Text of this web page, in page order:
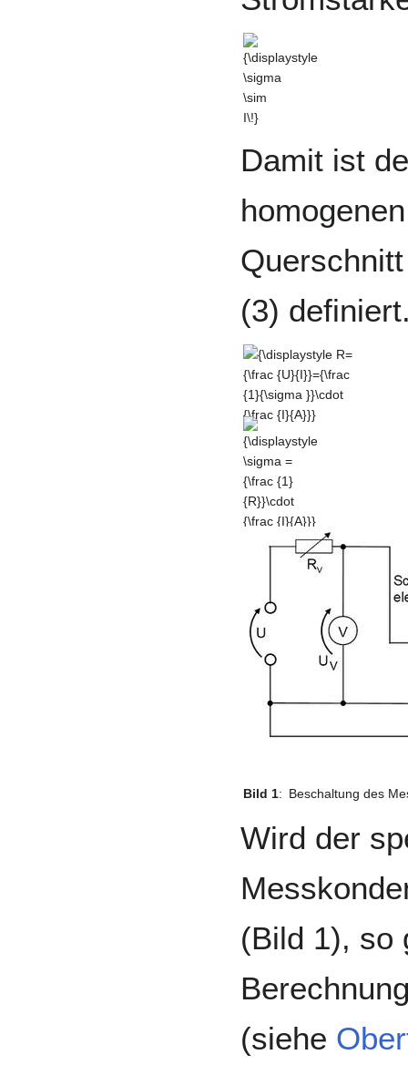
{\displaystyle
\sigma \sim
I\!}
Damit ist
(3)
{\displaystyle
R={\frac {U}
{I}}={\frac {1}
{\sigma
}}\cdot {\frac
{I}{A}}}
{\displaystyle
\sigma =
{\frac {1}
{R}}\cdot
{\frac {I}{A}}}
Bild 1: Beschaltung des
Wird der
(Bild 1), so
(siehe